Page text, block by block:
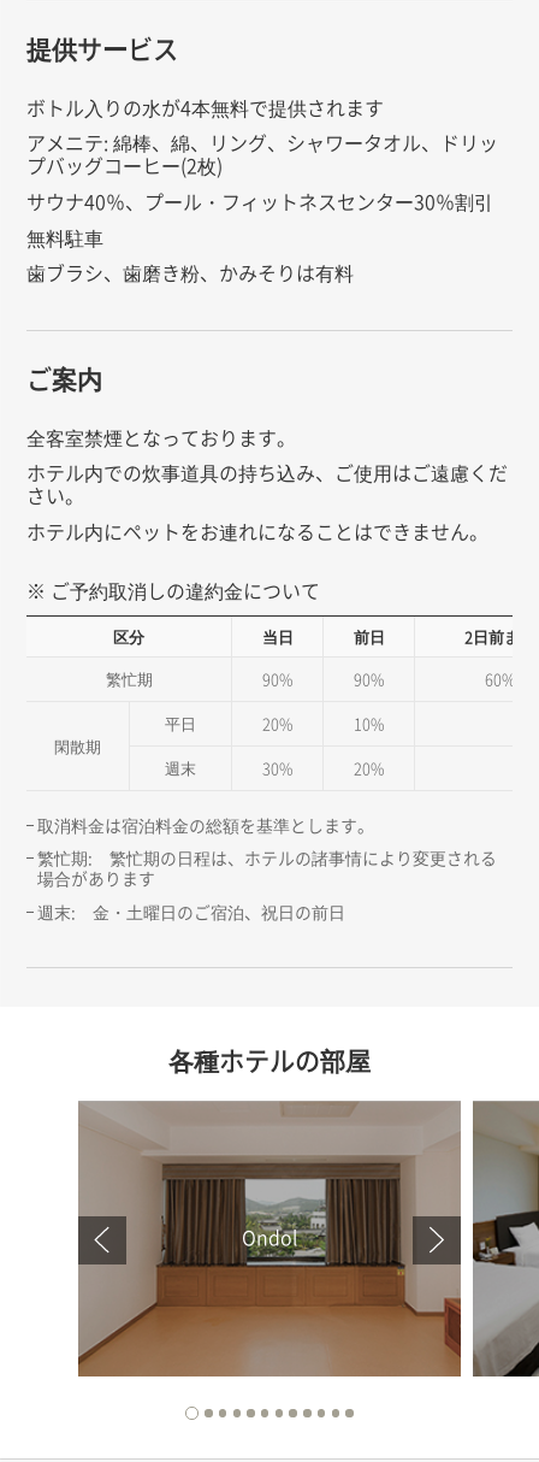
提供サービス
ボトル入りの水が4本無料で提供されます
アメニテ: 綿棒、綿、リング、シャワータオル、ドリッ
プバッグコーヒー(2枚)
サウナ40％、プール・フィットネスセンター30％割引
無料駐車
歯ブラシ、歯磨き粉、かみそりは有料
ご案内
全客室禁煙となっております。
ホテル内での炊事道具の持ち込み、ご使用はご遠慮くだ
さい。
ホテル内にペットをお連れになることはできません。
※ ご予約取消しの違約金について
区分 当日 前日
2日前まで
繁忙期
90% 90% 60%
閑散期
平日 20%
10%
週末
30% 20%
取消料金は宿泊料金の総額を基準とします。
繁忙期: 繁忙期の日程は、ホテルの諸事情により変更される
場合があります
週末: 金・土曜日のご宿泊、祝日の前日
各種ホテルの部屋
Ondol